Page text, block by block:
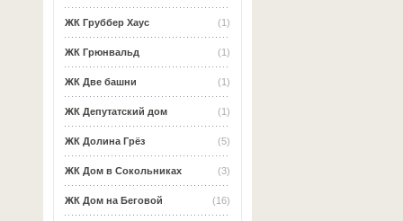
(1)
ЖК Груббер Хаус
(1)
ЖК Грюнвальд
(1)
ЖК Две башни
(1)
ЖК Депутатский дом
(5)
ЖК Долина Грёз
(3)
ЖК Дом в Сокольниках
(16)
ЖК Дом на Беговой